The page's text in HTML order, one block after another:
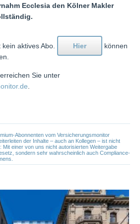
Ecclesia den Kölner Makler
aktives Abo.
Hier
können
Sie unter
Abonnenten vom Versicherungsmonitor
der Inhalte – auch an Kollegen – ist nicht
Mit einer von uns nicht autorisierten Weitergabe
sondern sehr wahrscheinlich auch Compliance-